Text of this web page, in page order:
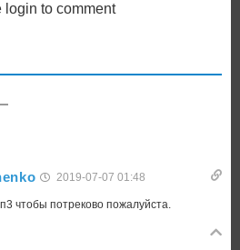
login to comment
2019-07-07 01:48
чтобы потреково пожалуйста.